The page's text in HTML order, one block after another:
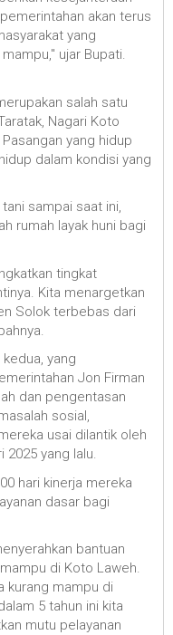
akan terus
yang
ujar Bupati.
salah satu
Nagari Koto
yang hidup
dalam kondisi yang
sampai saat ini,
rumah layak huni bagi
tingkat
Kita menargetkan
Solok terbebas dari
yang
Jon Firman
dan pengentasan
sosial,
usai dilantik oleh
2025 yang lalu.
hari kinerja mereka
dasar bagi
bantuan
di Koto Laweh.
kurang mampu di
5 tahun ini kita
mutu pelayanan